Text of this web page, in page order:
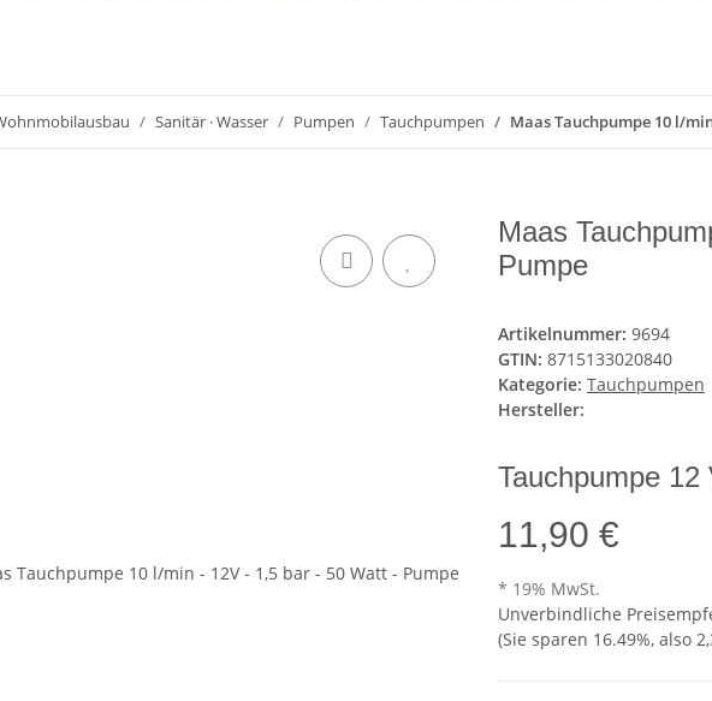
Sanitär · Wasser Pumpen Tauchpumpen Maas Tauchpumpe 10 l/
Maas
Pumpe
Artikelnummer: 9694
GTIN: 8715133020840
Kategorie: Tauchpumpen
Hersteller:
Tauchpumpe
11,90 €
* 19% MwSt.
Unverbindliche
(Sie sparen 16.49%, also